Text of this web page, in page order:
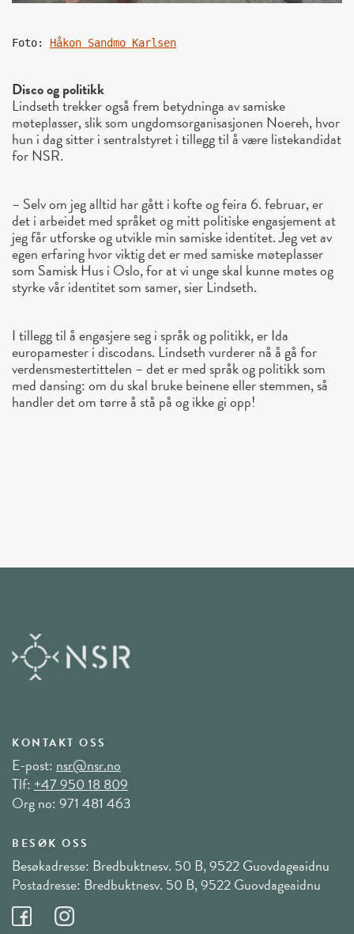
Foto: Håkon Sandmo Karlsen
Disco og politikk
Lindseth trekker også frem betydninga av samiske
møteplasser, slik som ungdomsorganisasjonen Noereh, hvor
hun i dag sitter i sentralstyret i tillegg til å være listekandidat
for NSR.
– Selv om jeg alltid har gått i kofte og feira 6. februar, er
det i arbeidet med språket og mitt politiske engasjement at
jeg får utforske og utvikle min samiske identitet. Jeg vet av
egen erfaring hvor viktig det er med samiske møteplasser
som Samisk Hus i Oslo, for at vi unge skal kunne møtes og
styrke vår identitet som samer, sier Lindseth.
I tillegg til å engasjere seg i språk og politikk, er Ida
europamester i discodans. Lindseth vurderer nå å gå for
verdensmestertittelen – det er med språk og politikk som
med dansing: om du skal bruke beinene eller stemmen, så
handler det om tørre å stå på og ikke gi opp!
KONTAKT OSS
E-post: nsr@nsr.no
Tlf:+47 950 18 809
Org no: 971 481 463
BESØK OSS
Besøkadresse: Bredbuktnesv. 50 B, 9522 Guovdageaidnu
Postadresse: Bredbuktnesv. 50 B, 9522 Guovdageaidnu